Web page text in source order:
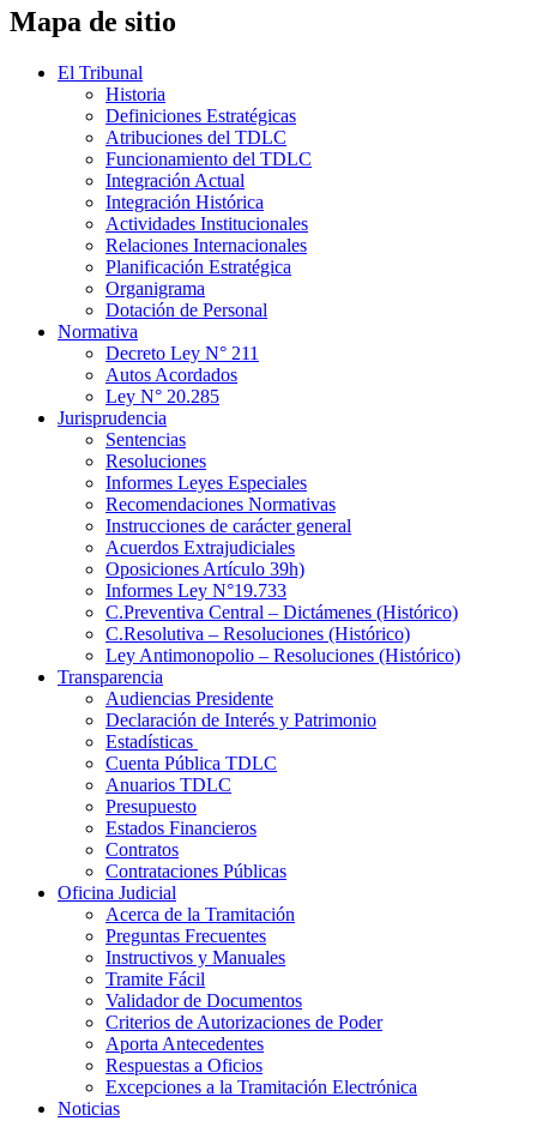
Mapa de sitio
El Tribunal
Historia
Definiciones Estratégicas
Atribuciones del TDLC
Funcionamiento del TDLC
Integración Actual
Integración Histórica
Actividades Institucionales
Relaciones Internacionales
Planificación Estratégica
Organigrama
Dotación de Personal
Normativa
Decreto Ley N° 211
Autos Acordados
Ley N° 20.285
Jurisprudencia
Sentencias
Resoluciones
Informes Leyes Especiales
Recomendaciones Normativas
Instrucciones de carácter general
Acuerdos Extrajudiciales
Oposiciones Artículo 39h)
Informes Ley N°19.733
C.Preventiva Central – Dictámenes (Histórico)
C.Resolutiva – Resoluciones (Histórico)
Ley Antimonopolio – Resoluciones (Histórico)
Transparencia
Audiencias Presidente
Declaración de Interés y Patrimonio
Estadísticas
Cuenta Pública TDLC
Anuarios TDLC
Presupuesto
Estados Financieros
Contratos
Contrataciones Públicas
Oficina Judicial
Acerca de la Tramitación
Preguntas Frecuentes
Instructivos y Manuales
Tramite Fácil
Validador de Documentos
Criterios de Autorizaciones de Poder
Aporta Antecedentes
Respuestas a Oficios
Excepciones a la Tramitación Electrónica
Noticias